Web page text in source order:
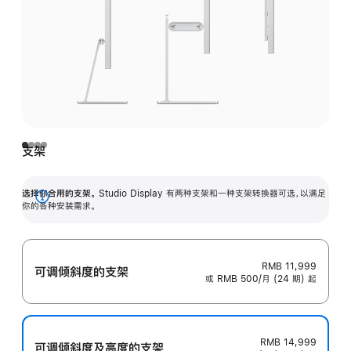
支架
选择你合用的支架。 Studio Display 有两种支架和一种支架转换器可选，以满足
你的各种安装需求。
展
可调倾斜度的支架
RMB 11,999
或 RMB 500/月 (24 期) 起
可调倾斜度及高‍度的支‍架
RMB 14,999